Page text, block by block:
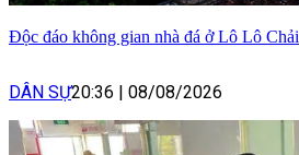
Độc đáo không gian nhà đá ở Lô Lô Chải
DÂN SỰ20:36 | 08/08/2026